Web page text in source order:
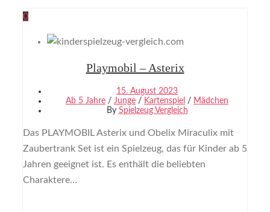
0
Playmobil – Asterix
15. August 2023
Ab 5 Jahre / Junge / Kartenspiel / Mädchen
By Spielzeug Vergleich
Das PLAYMOBIL Asterix und Obelix Miraculix mit
Zaubertrank Set ist ein Spielzeug, das für Kinder ab 5
Jahren geeignet ist. Es enthält die beliebten
Charaktere…